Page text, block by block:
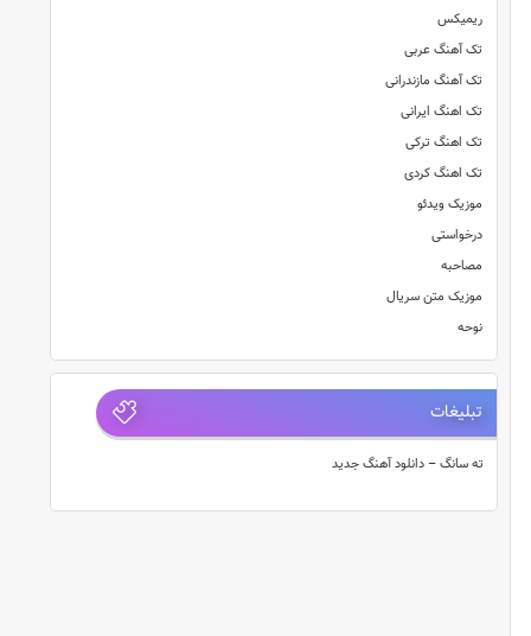
ریمیکس
تک آهنگ عربی
تک آهنگ مازندرانی
تک اهنگ ایرانی
تک اهنگ ترکی
تک اهنگ کردی
موزیک ویدئو
درخواستی
مصاحبه
موزیک متن سریال
نوحه
تبلیغات
ته سانگ – دانلود آهنگ جدید